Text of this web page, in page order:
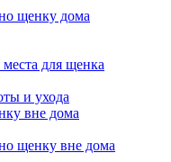
щенку дома
для щенка
и ухода
вне дома
щенку вне дома